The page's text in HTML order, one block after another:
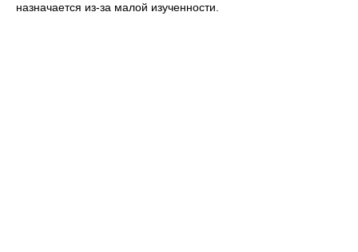
назначается из-за малой изученности.